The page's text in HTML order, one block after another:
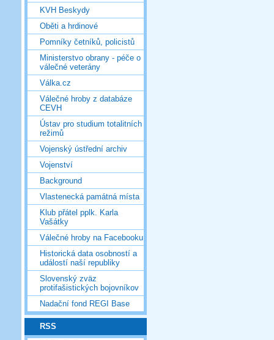
KVH Beskydy
Oběti a hrdinové
Pomníky četníků, policistů
Ministerstvo obrany - péče o
válečné veterány
Válka.cz
Válečné hroby z databáze
CEVH
Ústav pro studium totalitních
režimů
Vojenský ústřední archiv
Vojenství
Background
Vlastenecká památná místa
Klub přátel pplk. Karla
Vašátky
Válečné hroby na Facebooku
Historická data osobností a
událostí naší republiky
Slovenský zväz
protifašistických bojovníkov
Nadační fond REGI Base
RSS